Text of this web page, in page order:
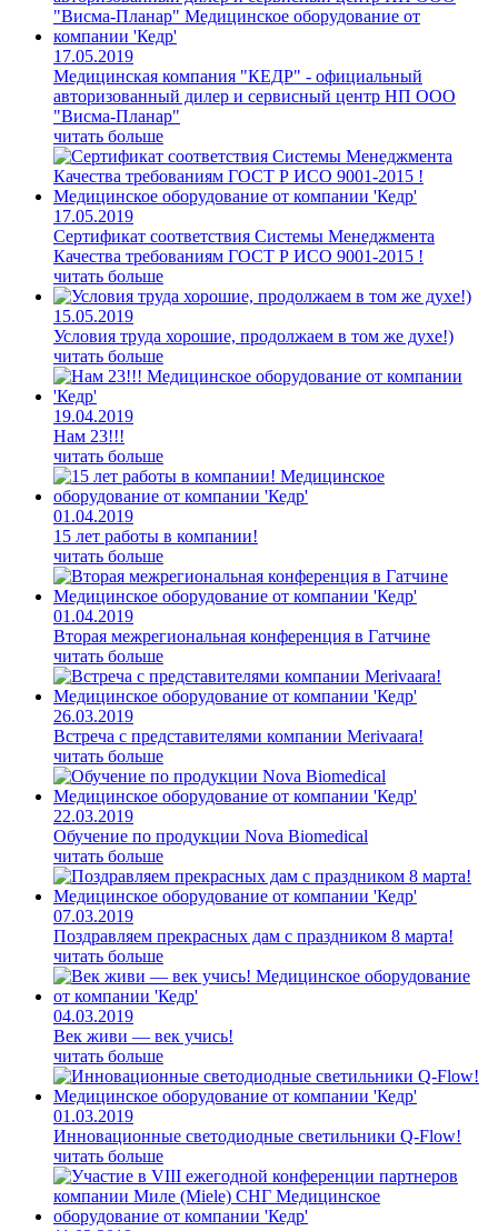
17.05.2019
Медицинская компания "КЕДР" - официальный
авторизованный дилер и сервисный центр НП ООО
"Висма-Планар"
читать больше
17.05.2019
Сертификат соответствия Системы Менеджмента
Качества требованиям ГОСТ Р ИСО 9001-2015 !
читать больше
15.05.2019
Условия труда хорошие, продолжаем в том же духе!)
читать больше
19.04.2019
Нам 23!!!
читать больше
01.04.2019
15 лет работы в компании!
читать больше
01.04.2019
Вторая межрегиональная конференция в Гатчине
читать больше
26.03.2019
Встреча с представителями компании Merivaara!
читать больше
22.03.2019
Обучение по продукции Nova Biomedical
читать больше
07.03.2019
Поздравляем прекрасных дам с праздником 8 марта!
читать больше
04.03.2019
Век живи — век учись!
читать больше
01.03.2019
Инновационные светодиодные светильники Q-Flow!
читать больше